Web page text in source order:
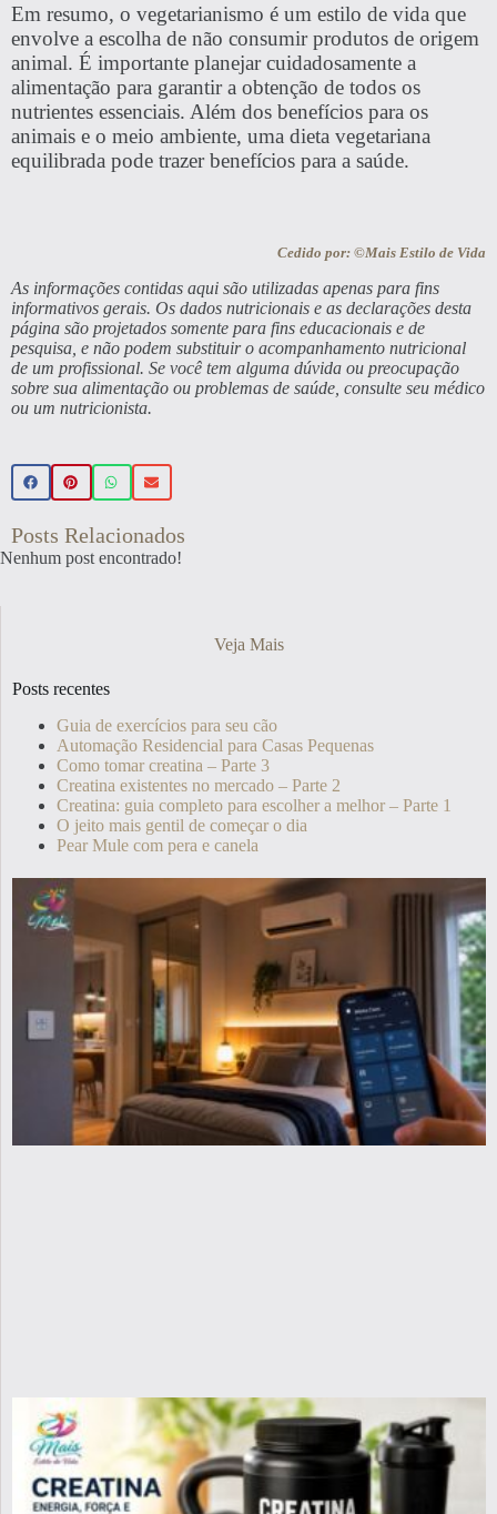
Em resumo, o vegetarianismo é um estilo de vida que
envolve a escolha de não consumir produtos de origem
animal. É importante planejar cuidadosamente a
alimentação para garantir a obtenção de todos os
nutrientes essenciais. Além dos benefícios para os
animais e o meio ambiente, uma dieta vegetariana
equilibrada pode trazer benefícios para a saúde.
Cedido por: ©Mais Estilo de Vida
As informações contidas aqui são utilizadas apenas para fins
informativos gerais. Os dados nutricionais e as declarações desta
página são projetados somente para fins educacionais e de
pesquisa, e não podem substituir o acompanhamento nutricional
de um profissional. Se você tem alguma dúvida ou preocupação
sobre sua alimentação ou problemas de saúde, consulte seu médico
ou um nutricionista.
Posts Relacionados
Nenhum post encontrado!
Veja Mais
Posts recentes
Guia de exercícios para seu cão
Automação Residencial para Casas Pequenas
Como tomar creatina – Parte 3
Creatina existentes no mercado – Parte 2
Creatina: guia completo para escolher a melhor – Parte 1
O jeito mais gentil de começar o dia
Pear Mule com pera e canela